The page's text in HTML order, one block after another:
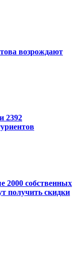
возрождают
2392
2000 собственных
получить скидки